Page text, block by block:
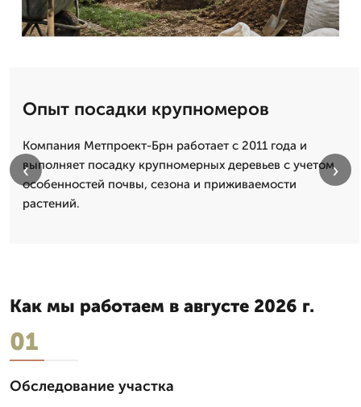
Опыт посадки крупномеров
Компания Метпроект-Брн работает с 2011 года и
выполняет посадку крупномерных деревьев с учетом
особенностей почвы, сезона и приживаемости
растений.
‹ ›
Как мы работаем в августе 2026 г.
01
Обследование участка